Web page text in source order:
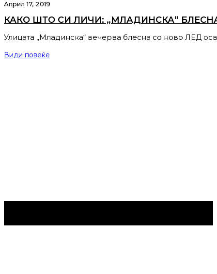
Април 17, 2019
КАКО ШТО СИ ЛИЧИ: „МЛАДИНСКА“
Улицата „Младинска“ вечерва блесна со ново ЛЕД
Види повеќе